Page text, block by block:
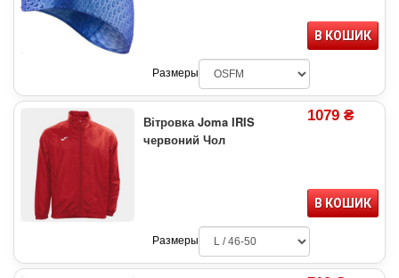
В КОШИК
Размеры
Вітровка Joma IRIS
червоний Чол
1079 ₴
В КОШИК
Размеры